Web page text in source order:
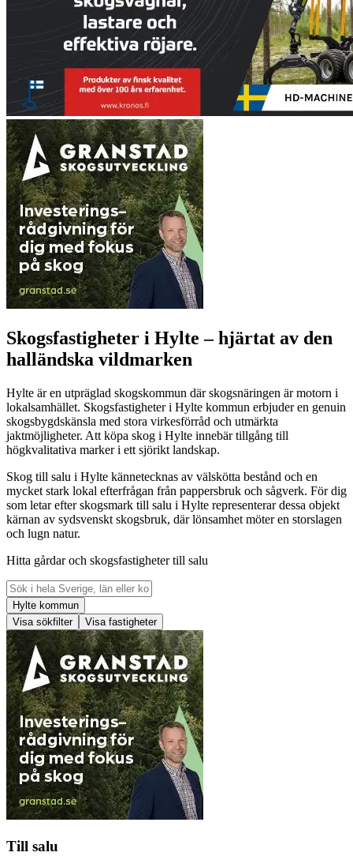
Skogsfastigheter i Hylte – hjärtat av den
halländska vildmarken
Hylte är en utpräglad skogskommun där skogsnäringen är motorn i
lokalsamhället. Skogsfastigheter i Hylte kommun erbjuder en genuin
skogsbygdskänsla med stora virkesförråd och utmärkta
jaktmöjligheter. Att köpa skog i Hylte innebär tillgång till
högkvalitativa marker i ett sjörikt landskap.
Skog till salu i Hylte kännetecknas av välskötta bestånd och en
mycket stark lokal efterfrågan från pappersbruk och sågverk. För dig
som letar efter skogsmark till salu i Hylte representerar dessa objekt
kärnan av sydsvenskt skogsbruk, där lönsamhet möter en storslagen
och lugn natur.
Hitta gårdar och skogsfastigheter till salu
Hylte kommun
Visa sökfilter
Visa fastigheter
Till salu